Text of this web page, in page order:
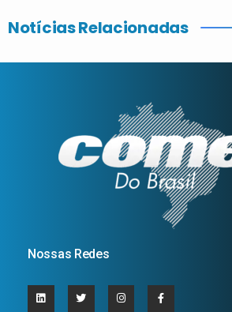
Notícias Relacionadas
Nossas Redes